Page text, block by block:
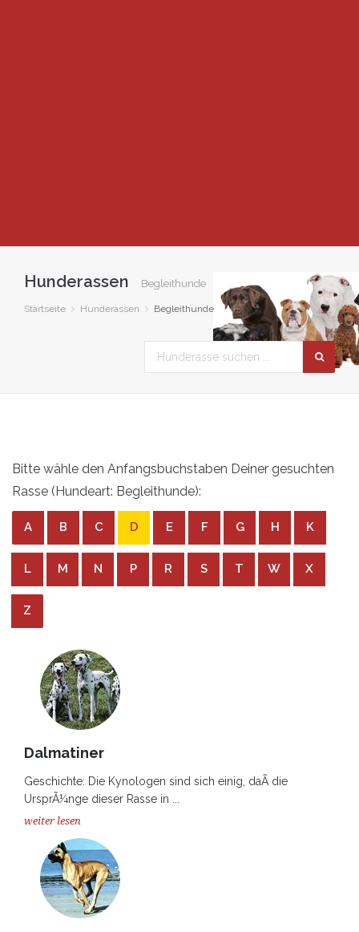
Hunderassen Begleithunde
Startseite Hunderassen Begleithunde
Bitte wähle den Anfangsbuchstaben Deiner gesuchten
Rasse (Hundeart: Begleithunde):
A B C D E F G H K
L M N P R S T W X
Z
Dalmatiner
Geschichte: Die Kynologen sind sich einig, daÃ die
UrsprÃ¼nge dieser Rasse in ...
weiter lesen